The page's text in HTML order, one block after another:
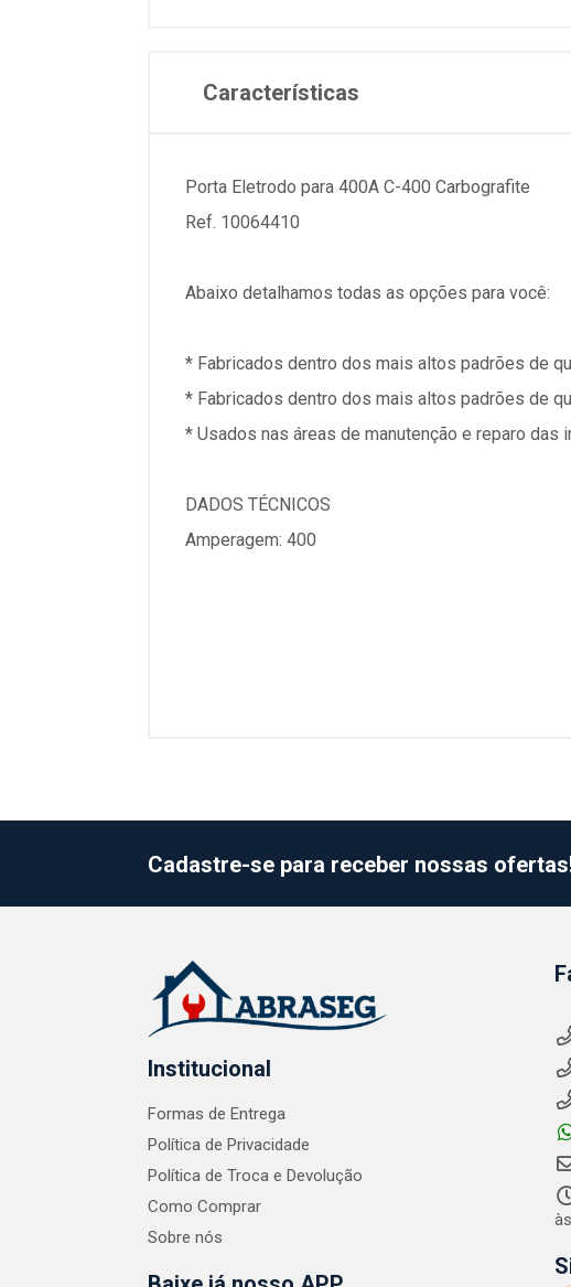
Características
Porta Eletrodo para 400A C-400 Carbografite
Ref. 10064410
Abaixo detalhamos todas as opções para você:
* Fabricados dentro dos mais altos padrões de
* Fabricados dentro dos mais altos padrões de
* Usados nas áreas de manutenção e reparo das
DADOS TÉCNICOS
Amperagem: 400
Cadastre-se para receber nossas
Institucional
Formas de Entrega
Política de Privacidade
Política de Troca e Devolução
Como Comprar
Sobre nós